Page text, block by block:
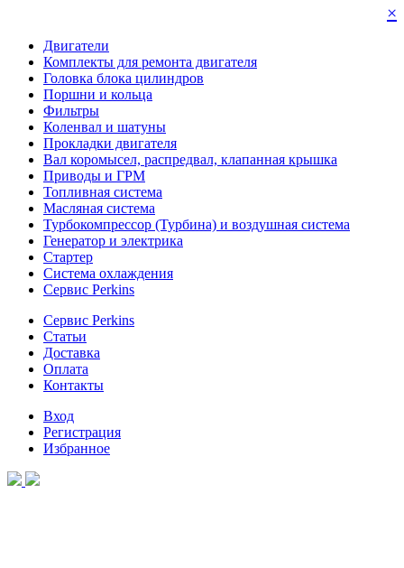
×
Двигатели
Комплекты для ремонта двигателя
Головка блока цилиндров
Поршни и кольца
Фильтры
Коленвал и шатуны
Прокладки двигателя
Вал коромысел, распредвал, клапанная крышка
Приводы и ГРМ
Топливная система
Масляная система
Турбокомпрессор (Турбина) и воздушная система
Генератор и электрика
Стартер
Система охлаждения
Сервис Perkins
Сервис Perkins
Статьи
Доставка
Оплата
Контакты
Вход
Регистрация
Избранное